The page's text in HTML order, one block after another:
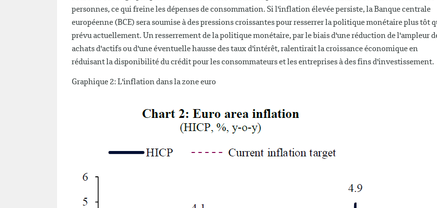
personnes, ce qui freine les dépenses de consommation. Si l'inflation élevée persiste, la Banque centrale
européenne (BCE) sera soumise à des pressions croissantes pour resserrer la politique monétaire plus tôt
prévu actuellement. Un resserrement de la politique monétaire, par le biais d'une réduction de l'ampleur
achats d'actifs ou d'une éventuelle hausse des taux d'intérêt, ralentirait la croissance économique en
réduisant la disponibilité du crédit pour les consommateurs et les entreprises à des fins d'investissement.
Graphique 2: L'inflation dans la zone euro